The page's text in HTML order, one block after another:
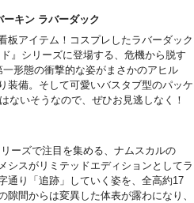
ーキン ラバーダック
板アイテム！コスプレしたラバーダック
』シリーズに登場する、危機から脱す
形態の衝撃的な姿がまさかのアヒル
装備。そして可愛いバスタブ型のパッケ
ないそうなので、ぜひお見逃しなく！
ーズで注目を集める、ナムスカルの
シスがリミテッドエディションとしてラ
通り「追跡」していく姿を、全高約17
間からは変異した体表が露わになり、